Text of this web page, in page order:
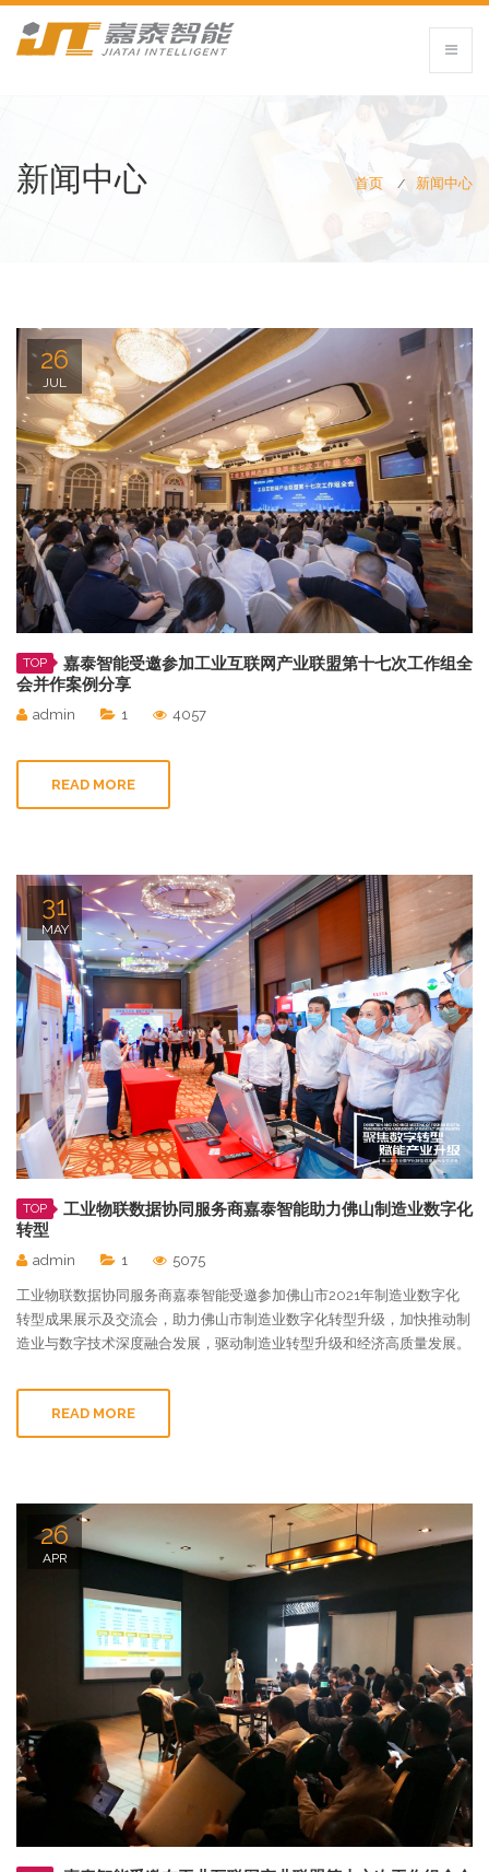
新闻中心 首页 新闻中心
26
JUL
TOP
嘉泰智能受邀参加工业互联网产业联盟第十七次工作组全
会并作案例分享
admin 1 4057
READ MORE
31
MAY
TOP
工业物联数据协同服务商嘉泰智能助力佛山制造业数字化
转型
admin 1 5075
工业物联数据协同服务商嘉泰智能受邀参加佛山市2021年制造业数字化
转型成果展示及交流会，助力佛山市制造业数字化转型升级，加快推动制
造业与数字技术深度融合发展，驱动制造业转型升级和经济高质量发展。
READ MORE
26
APR